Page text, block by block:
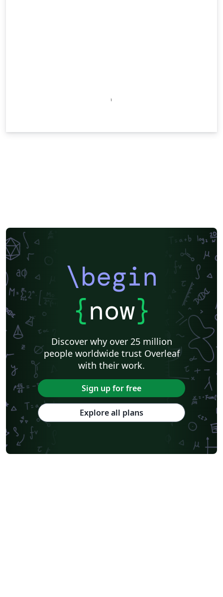
\begin
{now}
Discover why over 25 million
people worldwide trust Overleaf
with their work.
Sign up for free
Explore all plans